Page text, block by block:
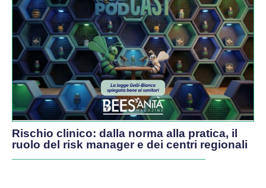
PODCAST
Rischio clinico: dalla norma alla pratica, il
ruolo del risk manager e dei centri regionali